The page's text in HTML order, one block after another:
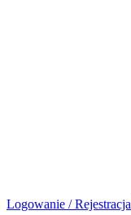
Logowanie / Rejestracja